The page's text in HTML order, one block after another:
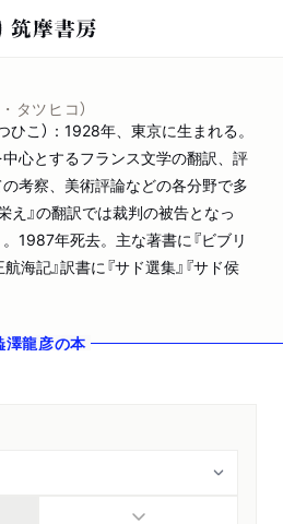
タツヒコ）
こ）：1928年、東京に生まれる。
心とするフランス文学の翻訳、評
考察、美術評論などの各分野で多
え』の翻訳では裁判の被告となっ
1987年死去。主な著書に『ビブリ
海記』訳書に『サド選集』『サド侯
澤龍彦の本